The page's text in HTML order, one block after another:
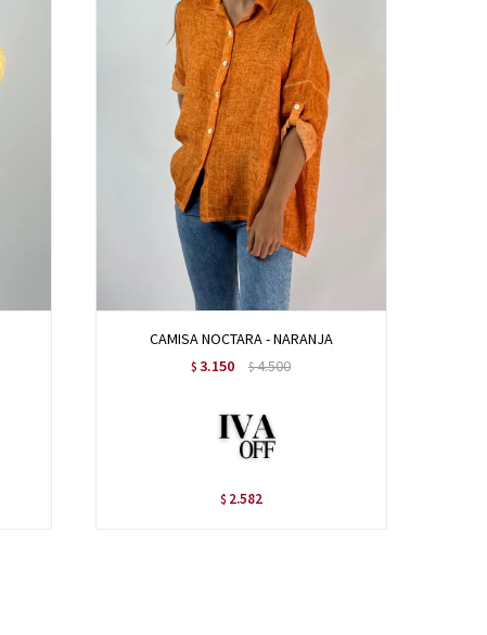
CAMISA NOCTARA - NARANJA
$ 3.150 $4.500
$ 2.582